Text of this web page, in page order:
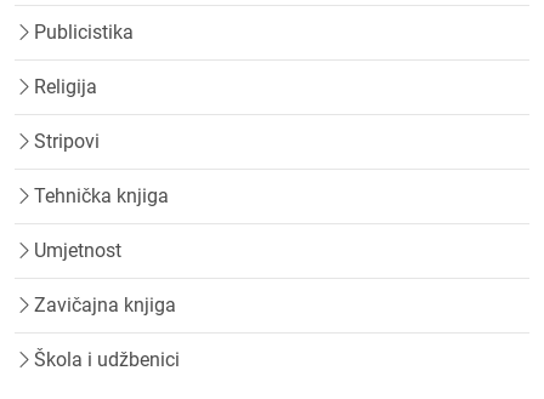
Publicistika
Religija
Stripovi
Tehnička knjiga
Umjetnost
Zavičajna knjiga
Škola i udžbenici